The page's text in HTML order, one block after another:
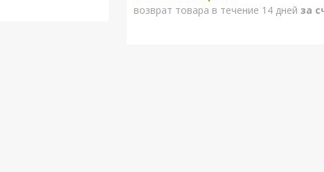
возврат товара в течение 14 дней за